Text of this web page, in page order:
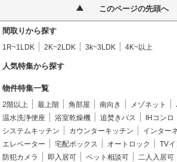
このページの先頭へ
間取りから探す
1R~1LDK 2K~2LDK 3k~3LDK 4K~以上
人気特集から探す
物件特集一覧
2階以上 最上階 角部屋 南向き メゾネット
温水洗浄便座
浴室乾燥機 追焚きバス IHコンロ
システムキッチン
カウンターキッチン インター
エレベーター
宅配ボックス オートロック
TV
防犯カメラ
即入居可 ペット相談可
二人入居可